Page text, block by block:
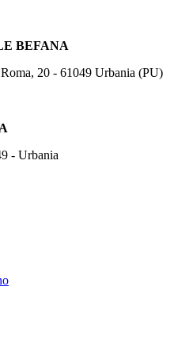
BEFANA
20 - 61049 Urbania (PU)
- Urbania